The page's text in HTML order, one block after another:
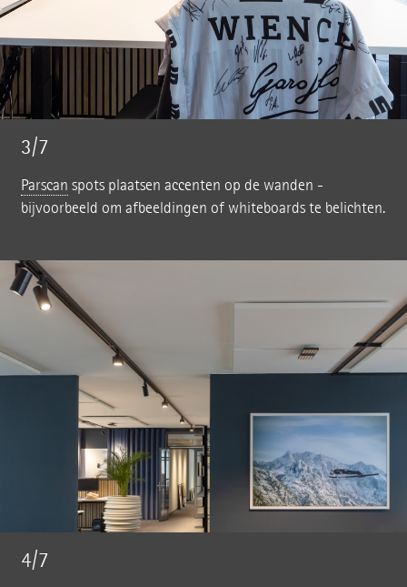
3/7
Parscan spots plaatsen accenten op de wanden -
bijvoorbeeld om afbeeldingen of whiteboards te belichten.
4/7